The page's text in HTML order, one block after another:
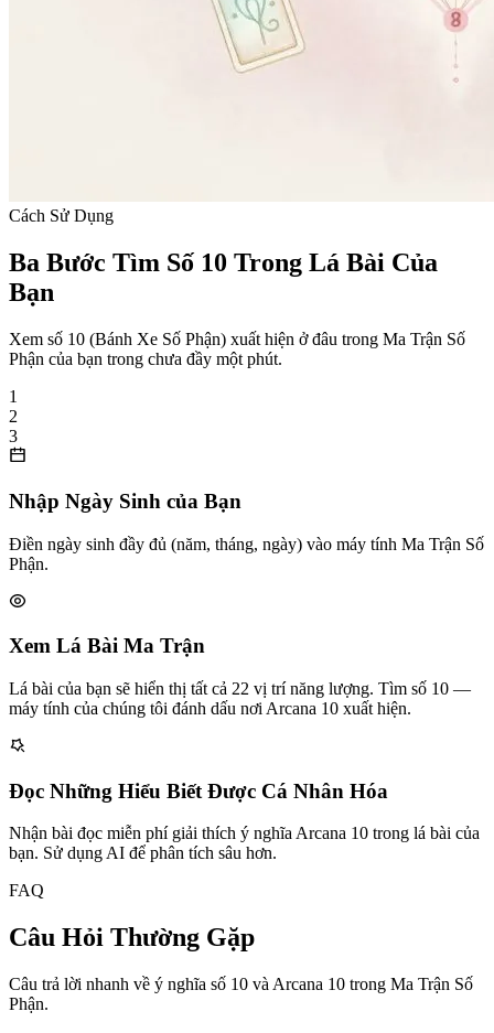
Cách Sử Dụng
Ba Bước Tìm Số 10 Trong Lá Bài Của
Bạn
Xem số 10 (Bánh Xe Số Phận) xuất hiện ở đâu trong Ma Trận Số
Phận của bạn trong chưa đầy một phút.
1
2
3
Nhập Ngày Sinh của Bạn
Điền ngày sinh đầy đủ (năm, tháng, ngày) vào máy tính Ma Trận Số
Phận.
Xem Lá Bài Ma Trận
Lá bài của bạn sẽ hiển thị tất cả 22 vị trí năng lượng. Tìm số 10 —
máy tính của chúng tôi đánh dấu nơi Arcana 10 xuất hiện.
Đọc Những Hiểu Biết Được Cá Nhân Hóa
Nhận bài đọc miễn phí giải thích ý nghĩa Arcana 10 trong lá bài của
bạn. Sử dụng AI để phân tích sâu hơn.
FAQ
Câu Hỏi Thường Gặp
Câu trả lời nhanh về ý nghĩa số 10 và Arcana 10 trong Ma Trận Số
Phận.